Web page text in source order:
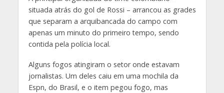
situada atrás do gol de Rossi – arrancou as grades
que separam a arquibancada do campo com
apenas um minuto do primeiro tempo, sendo
contida pela polícia local.
Alguns fogos atingiram o setor onde estavam
jornalistas. Um deles caiu em uma mochila da
Espn, do Brasil, e o item pegou fogo, mas